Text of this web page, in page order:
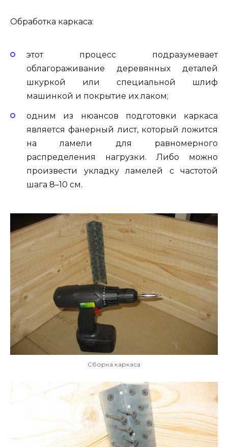
Обработка каркаса:
этот процесс подразумевает
облагораживание деревянных деталей
шкуркой или специальной шлиф
машинкой и покрытие их лаком;
одним из нюансов подготовки каркаса
является фанерный лист, который ложится
на ламели для равномерного
распределения нагрузки. Либо можно
произвести укладку ламелей с частотой
шага 8–10 см.
Сборка каркаса